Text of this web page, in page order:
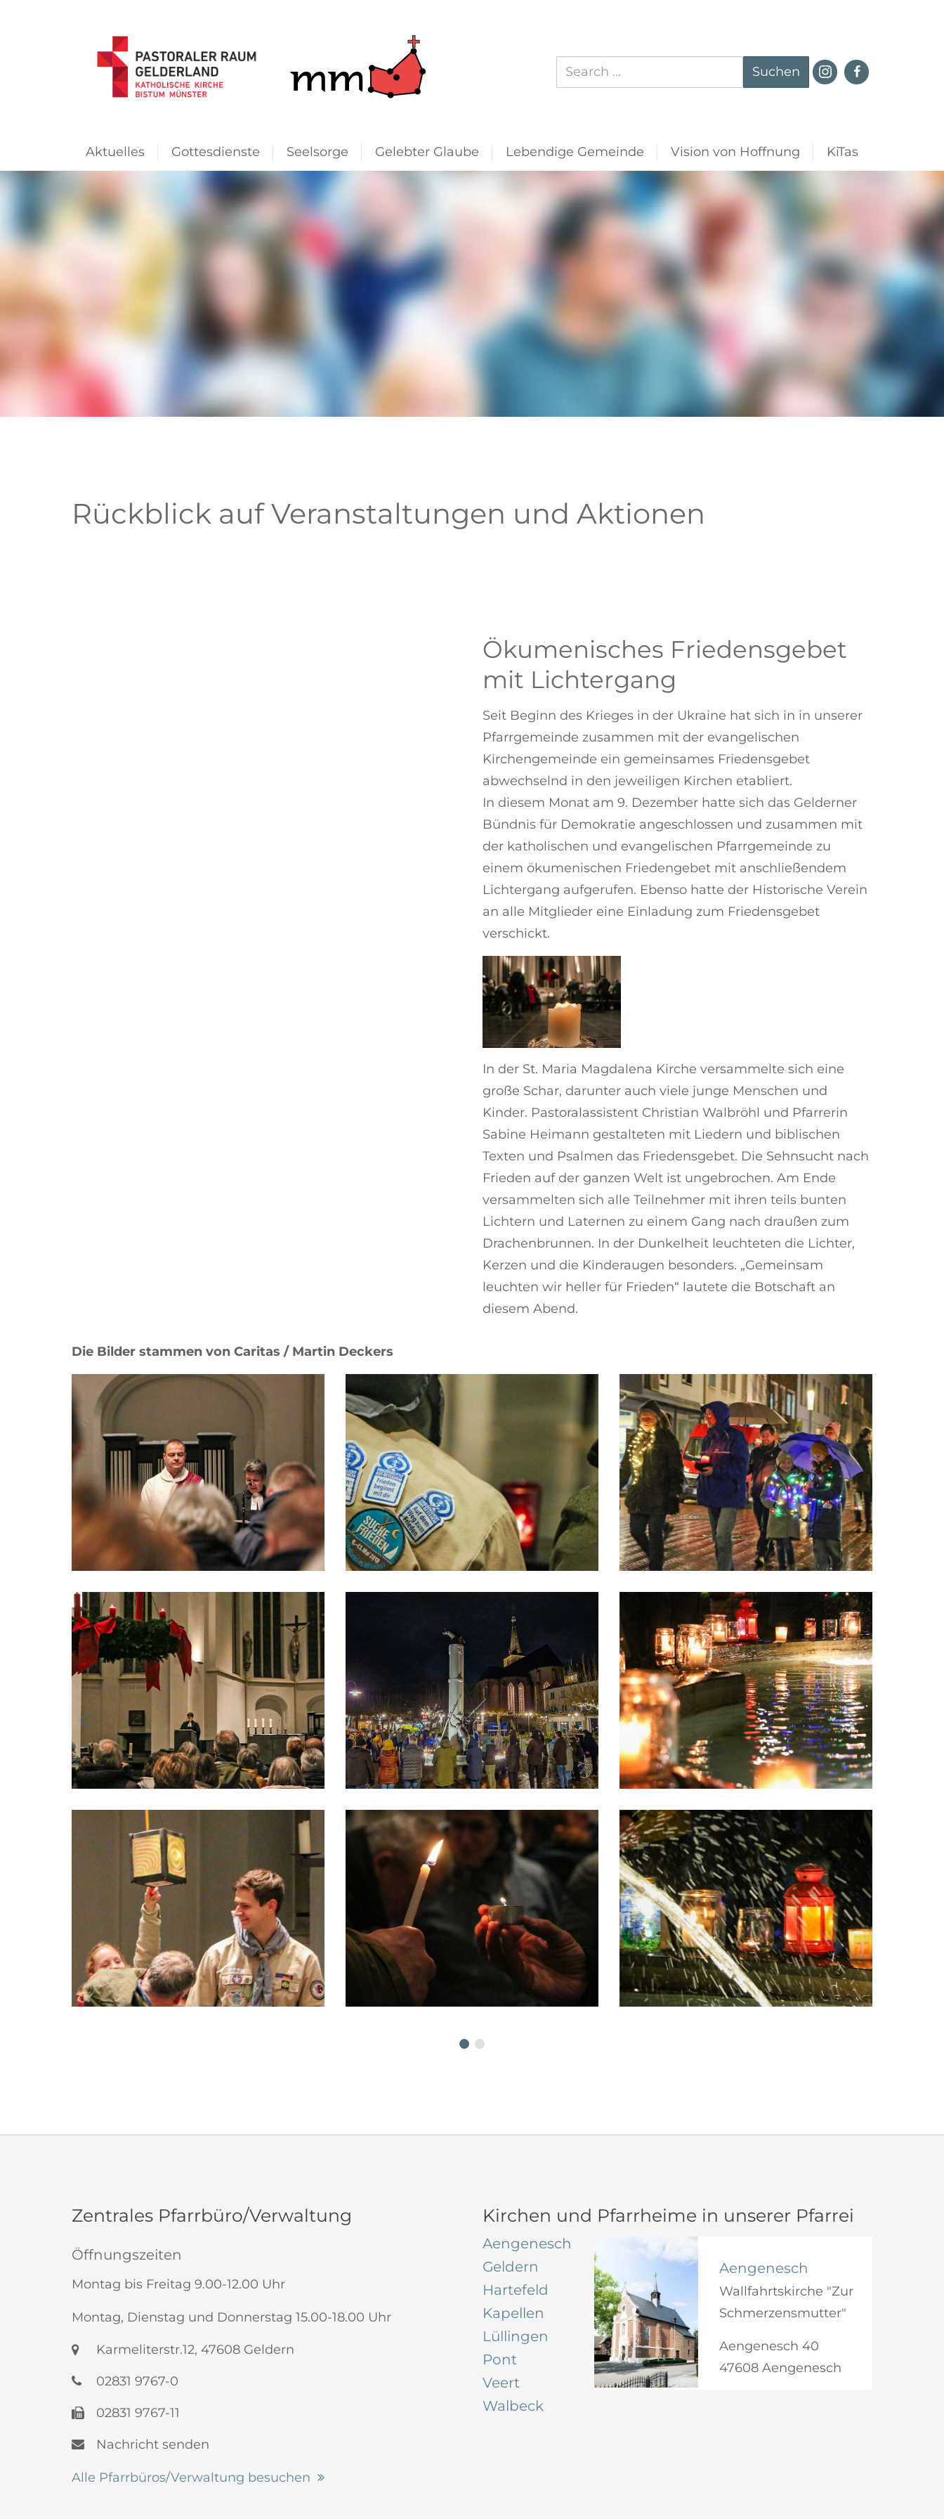
Suchen
nach:
Suchen
Aktuelles Gottesdienste Seelsorge Gelebter Glaube Lebendige Gemeinde Vision von Hoffnung KiTas
Rückblick auf Veranstaltungen und Aktionen
Ökumenisches Friedensgebet
mit Lichtergang
Seit Beginn des Krieges in der Ukraine hat sich in in unserer
Pfarrgemeinde zusammen mit der evangelischen
Kirchengemeinde ein gemeinsames Friedensgebet
abwechselnd in den jeweiligen Kirchen etabliert.
In diesem Monat am 9. Dezember hatte sich das Gelderner
Bündnis für Demokratie angeschlossen und zusammen mit
der katholischen und evangelischen Pfarrgemeinde zu
einem ökumenischen Friedengebet mit anschließendem
Lichtergang aufgerufen. Ebenso hatte der Historische Verein
an alle Mitglieder eine Einladung zum Friedensgebet
verschickt.
In der St. Maria Magdalena Kirche versammelte sich eine
große Schar, darunter auch viele junge Menschen und
Kinder. Pastoralassistent Christian Walbröhl und Pfarrerin
Sabine Heimann gestalteten mit Liedern und biblischen
Texten und Psalmen das Friedensgebet. Die Sehnsucht nach
Frieden auf der ganzen Welt ist ungebrochen. Am Ende
versammelten sich alle Teilnehmer mit ihren teils bunten
Lichtern und Laternen zu einem Gang nach draußen zum
Drachenbrunnen. In der Dunkelheit leuchteten die Lichter,
Kerzen und die Kinderaugen besonders. „Gemeinsam
leuchten wir heller für Frieden“ lautete die Botschaft an
diesem Abend.
Die Bilder stammen von Caritas / Martin Deckers
Zentrales Pfarrbüro/Verwaltung
Öffnungszeiten
Montag bis Freitag 9.00-12.00 Uhr
Montag, Dienstag und Donnerstag 15.00-18.00 Uhr
Karmeliterstr.12, 47608 Geldern
02831 9767-0
02831 9767-11
Nachricht senden
Alle Pfarrbüros/Verwaltung besuchen
Kirchen und Pfarrheime in unserer Pfarrei
Aengenesch
Geldern
Hartefeld
Kapellen
Lüllingen
Pont
Veert
Walbeck
Aengenesch
Wallfahrtskirche "Zur
Schmerzensmutter"
Aengenesch 40
47608 Aengenesch